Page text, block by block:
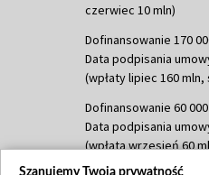
czerwiec 10 mln)
Dofinansowanie 170
Data podpisania
(wpłaty lipiec 160
Dofinansowanie 60 000
Data podpisania
(wpłata wrzesień 60
Szanujemy Twoją prywatność